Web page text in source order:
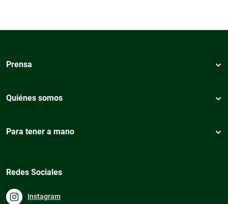
Prensa
Quiénes somos
Para tener a mano
Redes Sociales
Instagram